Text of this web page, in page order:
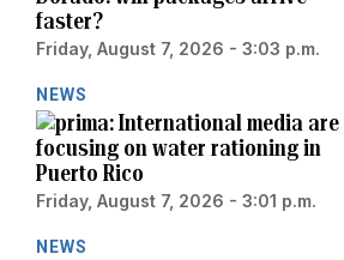
faster?
Friday, August 7, 2026 - 3:03 p.m.
NEWS
International media are
focusing on water rationing in
Puerto Rico
Friday, August 7, 2026 - 3:01 p.m.
NEWS